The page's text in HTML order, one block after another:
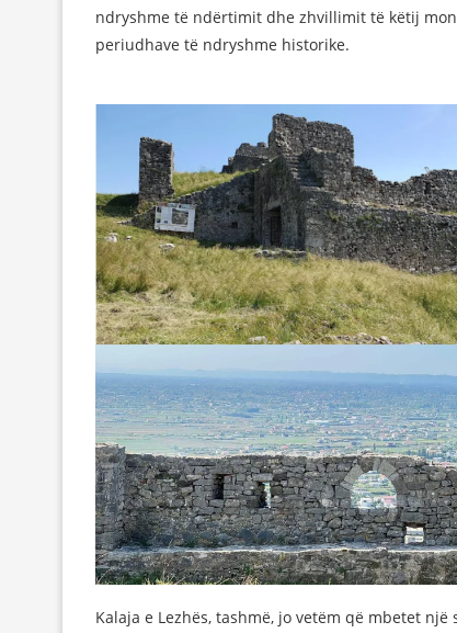
ndryshme të ndërtimit dhe zhvillimit të këtij
periudhave të ndryshme historike.
Kalaja e Lezhës, tashmë, jo vetëm që mbetet